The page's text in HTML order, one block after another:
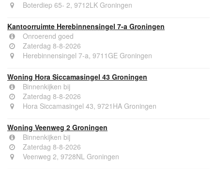
Boterdiep 65- 2, 9712LK Groningen
Kantoorruimte Herebinnensingel 7-a Groningen
Onroerend goed
Zaterdag 8-8-2026
Herebinnensingel 7-a, 9711GE Groningen
Woning Hora Siccamasingel 43 Groningen
Binnenkijken bij
Zaterdag 8-8-2026
Hora Siccamasingel 43, 9721HA Groningen
Woning Veenweg 2 Groningen
Binnenkijken bij
Zaterdag 8-8-2026
Veenweg 2, 9728NL Groningen